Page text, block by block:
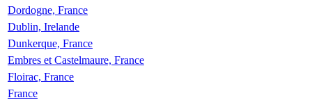
Dordogne, France
Dublin, Irelande
Dunkerque, France
Embres et Castelmaure, France
Floirac, France
France